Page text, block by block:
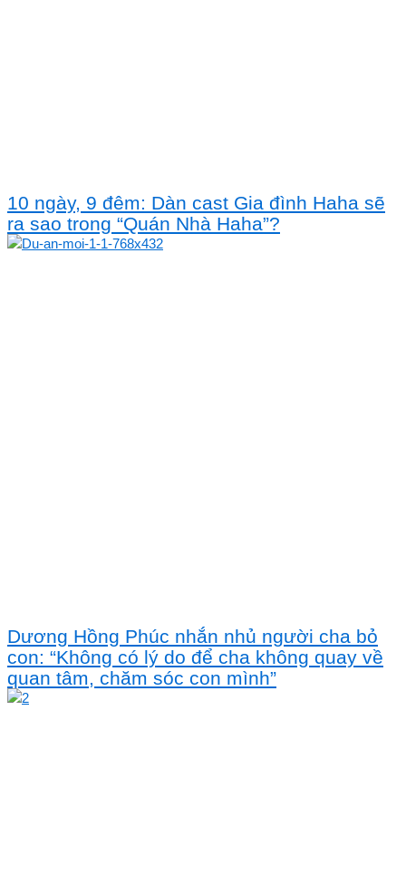
10 ngày, 9 đêm: Dàn cast Gia đình Haha sẽ
ra sao trong “Quán Nhà Haha”?
Dương Hồng Phúc nhắn nhủ người cha bỏ
con: “Không có lý do để cha không quay về
quan tâm, chăm sóc con mình”